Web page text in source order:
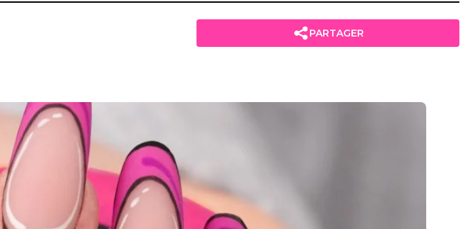
PARTAGER